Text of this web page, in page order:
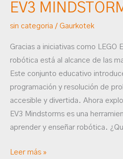
EV3
sin categoria / Gaurkotek
Gracias a iniciativas como LEGO
robótica está al alcance de las
Este conjunto educativo
programación y resolución de
accesible y divertida. Ahora
EV3 Mindstorms es una
aprender y enseñar robótica.
Leer más »